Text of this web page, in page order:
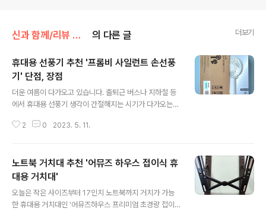
신과 함께/리뷰 사용기 구입기 의 다른 글 더보기
휴대용 선풍기 추천 '프롬비 사일런트 손선풍
기' 단점, 장점
더운 여름이 다가오고 있습니다. 출퇴근 버스나 지하철 등
에서 휴대용 선풍기 생각이 간절해지는 시기가 다가오는데
기' 내돈내산 구입후기 입니다. 전반적으로 무난한 가격과
단점 및 장점 순서로 진행합니다. | 4가지 색상 가격 21,44
0원프롬비 선풍기 가격은 21,440원 (배송비포함)으로 쿠
팡 로켓배송을 통해 구입 했습니다. 에어리블루, 스노우화
이트, 미드나잇 블루, 옐로우 4가지 색상이 있는데요. 저는
2 0 2023. 5. 11.
노트북 거치대 추천 '어뮤즈 하우스 접이식 휴
대용 거치대'
오늘은 작은 사이즈부터 17인치 노트북까지 거치가 가능
한 휴대용 거치대인 '어뮤즈하우스 프리미엄 초경량 접이